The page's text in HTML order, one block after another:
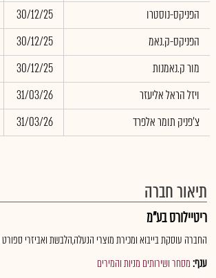
הפניקס-נוסטרו
30/12/25
הפניקס-ק.נאמ
30/12/25
מור ק.נאמנות
30/12/25
ויזל הראל אליעזר
31/03/26
צ'פניק תומר אלפרד
31/03/26
תיאור חברה
ריטיילורס בע"מ
החברה עוסקת בייבוא ומכירת מוצרי הנעלה,הלבשת ואביזרי ספורט
ענף:מסחר ושירותים מניות והמירים